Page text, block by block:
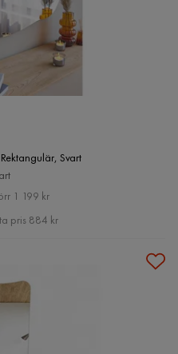
Svart
1 199 kr
pris 884 kr